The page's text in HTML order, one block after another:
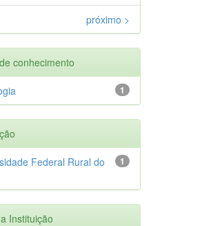
próximo >
conhecimento
1
1
Federal Rural do
Instituição